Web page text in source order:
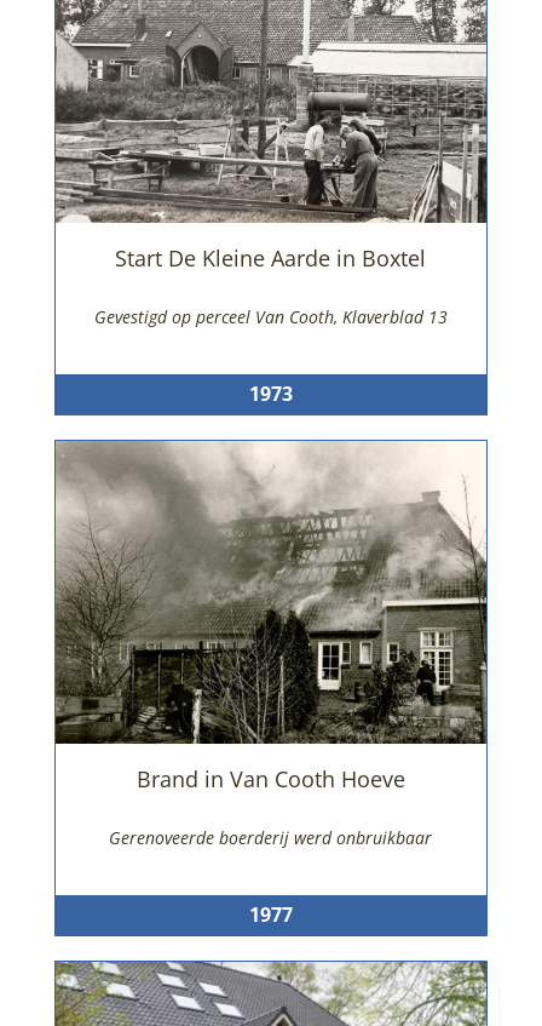
Start De Kleine Aarde in Boxtel
Gevestigd op perceel Van Cooth, Klaverblad 13
1973
Brand in Van Cooth Hoeve
Gerenoveerde boerderij werd onbruikbaar
1977